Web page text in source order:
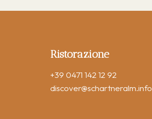
Ristorazione
+39 0471 142 12 92
discover@schartneralm.info